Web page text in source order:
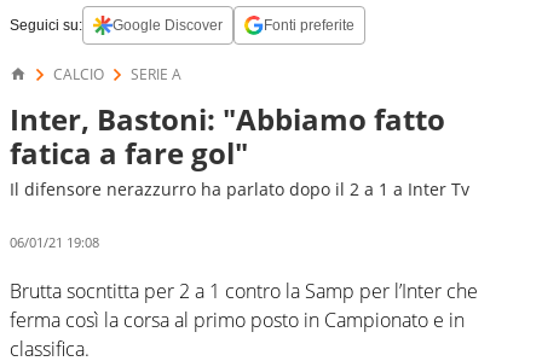
Seguici su: Google Discover Fonti preferite
CALCIO SERIE A
Inter, Bastoni: "Abbiamo fatto
fatica a fare gol"
Il difensore nerazzurro ha parlato dopo il 2 a 1 a Inter Tv
06/01/21 19:08
Brutta socntitta per 2 a 1 contro la Samp per l’Inter che
ferma così la corsa al primo posto in Campionato e in
classifica.